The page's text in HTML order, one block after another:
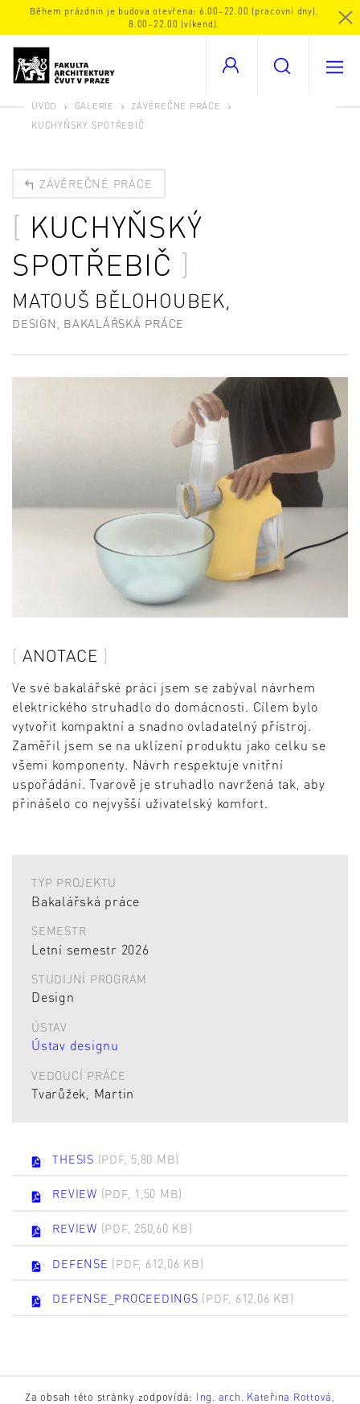
Během prázdnin je budova otevřena: 6.00–22.00 (pracovní dny),
8.00–22.00 (víkend).
ÚVOD GALERIE
ZÁVĚREČNÉ PRÁCE
KUCHYŇSKÝ SPOTŘEBIČ
ZÁVĚREČNÉ PRÁCE
KUCHYŇSKÝ
SPOTŘEBIČ
MATOUŠ BĚLOHOUBEK,
DESIGN, BAKALÁŘSKÁ PRÁCE
ANOTACE
Ve své bakalářské práci jsem se zabýval návrhem
elektrického struhadlo do domácnosti. Cílem bylo
vytvořit kompaktní a snadno ovladatelný přístroj.
Zaměřil jsem se na uklízení produktu jako celku se
všemi komponenty. Návrh respektuje vnitřní
uspořádání. Tvarově je struhadlo navržená tak, aby
přinášelo co nejvyšší uživatelský komfort.
TYP PROJEKTU
Bakalářská práce
SEMESTR
Letní semestr 2026
STUDIJNÍ PROGRAM
Design
ÚSTAV
Ústav designu
VEDOUCÍ PRÁCE
Tvarůžek, Martin
THESIS (PDF, 5,80 MB)
REVIEW (PDF, 1,50 MB)
REVIEW (PDF, 250,60 KB)
DEFENSE (PDF, 612,06 KB)
DEFENSE_PROCEEDINGS (PDF, 612,06 KB)
Za obsah této stránky zodpovídá: Ing. arch. Kateřina Rottová,